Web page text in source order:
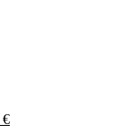
€Aktueller